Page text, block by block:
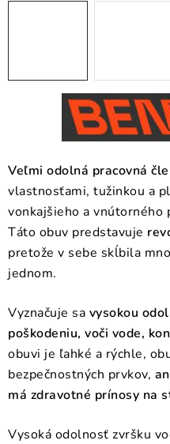
Často kladené otázky
Napíšte nám
Veľmi odolná pracovná
vlastnosťami, tužinkou a
vonkajšieho a vnútorného
Táto obuv predstavuje
pretože v sebe skĺbila
jednom.
Vyznačuje sa vysokou
poškodeniu, voči vode,
obuvi je ľahké a rýchle,
bezpečnostných prvkov,
má zdravotné prínosy na
Vysoká odolnosť zvršku